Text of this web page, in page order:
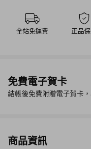
全站免運費 正品
免費電子賀卡
結帳後免費附贈電子賀卡
商品資訊